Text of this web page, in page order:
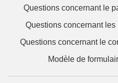
Questions concernant le
Questions concernant
Questions concernant le
Modèle de